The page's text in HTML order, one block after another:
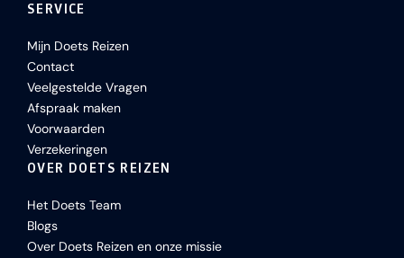
SERVICE
Mijn Doets Reizen
Contact
Veelgestelde Vragen
Afspraak maken
Voorwaarden
Verzekeringen
OVER DOETS REIZEN
Het Doets Team
Blogs
Over Doets Reizen en onze missie